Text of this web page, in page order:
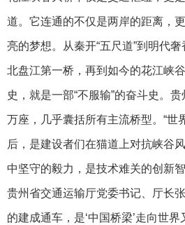
道。它连通的不仅是两岸的距离，
亮的梦想。从秦开“五尺道”到明代
北盘江第一桥，再到如今的花江峡
史，就是一部“不服输”的奋斗史。
万座，几乎囊括所有主流桥型。“世
后，是建设者们在猫道上对抗峡谷
中坚守的毅力，是技术难关的创新智
贵州省交通运输厅党委书记、厅长
的建成通车，是‘中国桥梁’走向世